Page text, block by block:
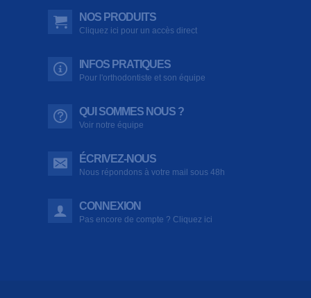
NOS PRODUITS
Cliquez ici pour un accès direct
INFOS PRATIQUES
Pour l'orthodontiste et son équipe
QUI SOMMES NOUS ?
Voir notre équipe
ÉCRIVEZ-NOUS
Nous répondons à votre mail sous 48h
CONNEXION
Pas encore de compte ? Cliquez ici